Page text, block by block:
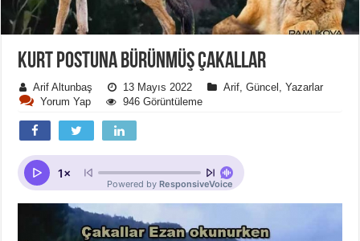
KURT POSTUNA BÜRÜNMÜŞ ÇAKALLAR
Arif Altunbaş 13 Mayıs 2022 Arif,Güncel ,Yazarlar
Yorum Yap
946 Görüntüleme